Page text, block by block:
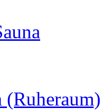
(Ruheraum)